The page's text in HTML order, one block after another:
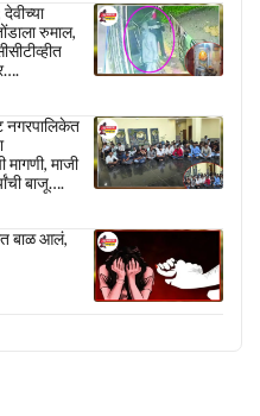
रुमाल,
नगरपालिकेत
माजी
बाजू….
बाळ आलं,